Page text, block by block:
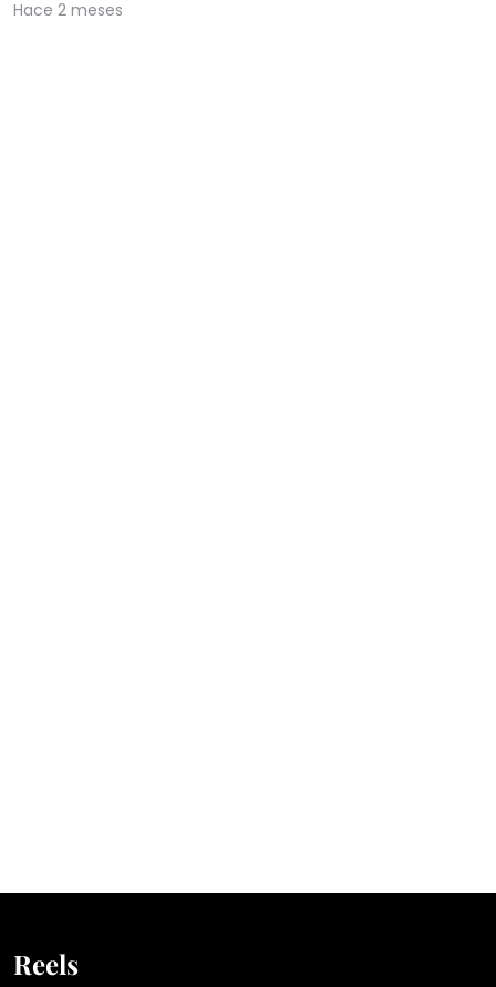
Hace 2 meses
Reels